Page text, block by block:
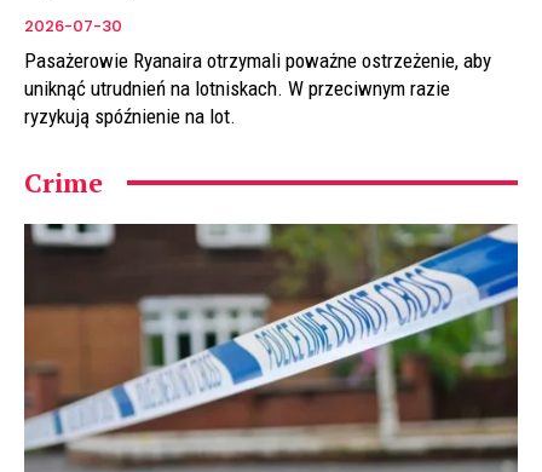
2026-07-30
Pasażerowie Ryanaira otrzymali poważne ostrzeżenie, aby
uniknąć utrudnień na lotniskach. W przeciwnym razie
ryzykują spóźnienie na lot.
Crime